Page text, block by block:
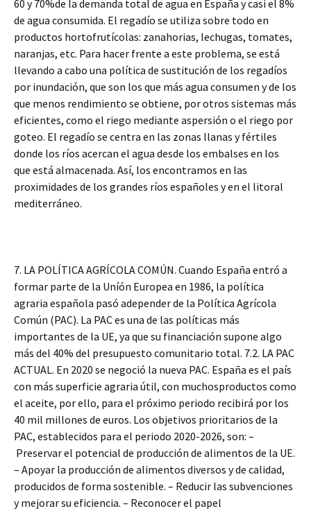
60 y 70%de la demanda total de agua en España y casi el 8%
de agua consumida. El regadío se utiliza sobre todo en
productos hortofrutícolas: zanahorias, lechugas, tomates,
naranjas, etc. Para hacer frente a este problema, se está
llevando a cabo una política de sustitución de los regadíos
por inundación, que son los que más agua consumen y de los
que menos rendimiento se obtiene, por otros sistemas más
eficientes, como el riego mediante aspersión o el riego por
goteo. El regadío se centra en las zonas llanas y fértiles
donde los ríos acercan el agua desde los embalses en los
que está almacenada. Así, los encontramos en las
proximidades de los grandes ríos españoles y en el litoral
mediterráneo.
7. LA POLÍTICA AGRÍCOLA COMÚN. Cuando España entró a
formar parte de la Uníón Europea en 1986, la política
agraria española pasó adepender de la Política Agrícola
Común (PAC). La PAC es una de las políticas más
importantes de la UE, ya que su financiación supone algo
más del 40% del presupuesto comunitario total. 7.2. LA PAC
ACTUAL. En 2020 se negoció la nueva PAC. España es el país
con más superficie agraria útil, con muchosproductos como
el aceite, por ello, para el próximo periodo recibirá por los
40 mil millones de euros. Los objetivos prioritarios de la
PAC, establecidos para el periodo 2020-2026, son: –
Preservar el potencial de producción de alimentos de la UE.
– Apoyar la producción de alimentos diversos y de calidad,
producidos de forma sostenible. – Reducir las subvenciones
y mejorar su eficiencia. – Reconocer el papel